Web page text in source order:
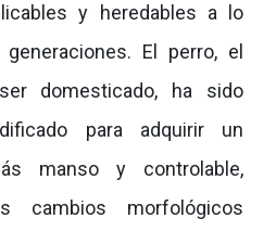
y heredables a lo
El perro, el
domesticado, ha sido
para adquirir un
manso y controlable,
cambios morfológicos